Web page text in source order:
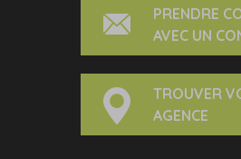
PRENDRE
AVEC UN
TROUVER
AGENCE